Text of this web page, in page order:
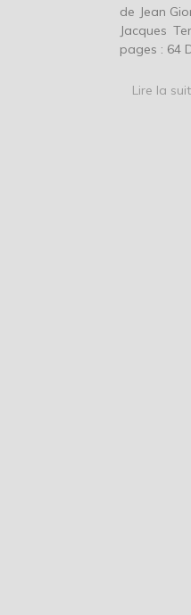
de Jean
Jacques
pages : 64
Lire la